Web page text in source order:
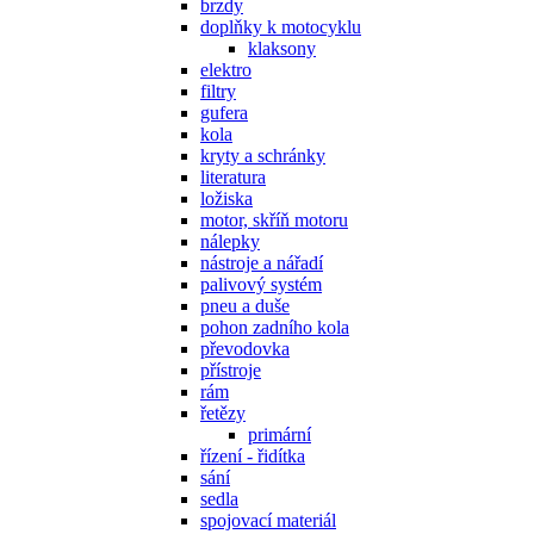
brzdy
doplňky k motocyklu
klaksony
elektro
filtry
gufera
kola
kryty a schránky
literatura
ložiska
motor, skříň motoru
nálepky
nástroje a nářadí
palivový systém
pneu a duše
pohon zadního kola
převodovka
přístroje
rám
řetězy
primární
řízení - řidítka
sání
sedla
spojovací materiál